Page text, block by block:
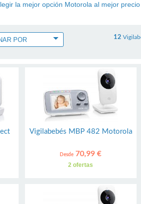
la mejor opción Motorola al mejor precio
12
Vigilabebés MBP 482 Motorola
Desde 70,99 €
2 ofertas